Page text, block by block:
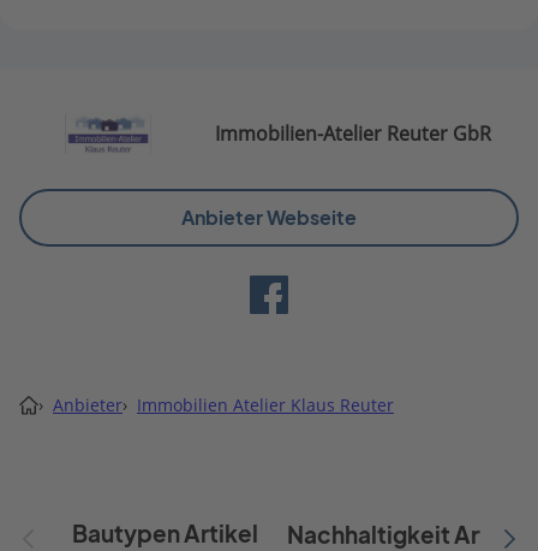
Immobilien-Atelier Reuter GbR
Anbieter Webseite
› Anbieter› Immobilien Atelier Klaus Reuter
Bautypen Artikel Nachhaltigkeit Artikel